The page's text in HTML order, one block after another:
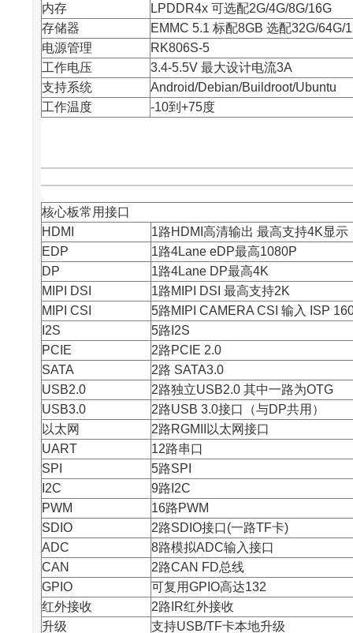
内存
LPDDR4x 可选配2G/4G/8G/16G
存储器
EMMC 5.1 标配8GB 选配32G/64G/
电源管理
RK806S-5
工作电压
3.4-5.5V 最大设计电流3A
支持系统
Android/Debian/Buildroot/Ubuntu
工作温度
-10到+75度
核心板常用接口
HDMI
1路HDMI高清输出 最高支持4K显示
EDP
1路4Lane eDP最高1080P
DP
1路4Lane DP最高4K
MIPI DSI
1路MIPI DSI 最高支持2K
MIPI CSI
5路MIPI CAMERA CSI 输入 ISP
I2S
5路I2S
PCIE
2路PCIE 2.0
SATA
2路 SATA3.0
USB2.0
2路独立USB2.0 其中一路为OTG
USB3.0
2路USB 3.0接口（与DP共用）
以太网
2路RGMII以太网接口
UART
12路串口
SPI
5路SPI
I2C
9路I2C
PWM
16路PWM
SDIO
2路SDIO接口(一路TF卡)
ADC
8路模拟ADC输入接口
CAN
2路CAN FD总线
GPIO
可复用GPIO高达132
红外接收
2路IR红外接收
升级
支持USB/TF卡本地升级